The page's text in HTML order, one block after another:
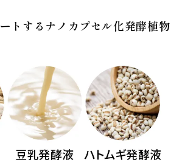
トするナノカプセル化発酵植物